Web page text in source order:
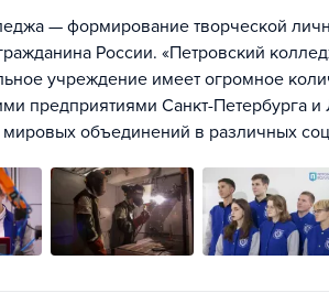
— формирование творческой
России. «Петровский
учреждение имеет огромное
предприятиями Санкт-Петербурга
объединений в различных